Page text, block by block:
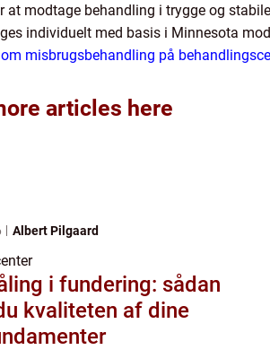
modtage behandling i trygge og
individuelt med basis i Minnesota
misbrugsbehandling på
articles here
Albert Pilgaard
i fundering: sådan
kvaliteten af dine